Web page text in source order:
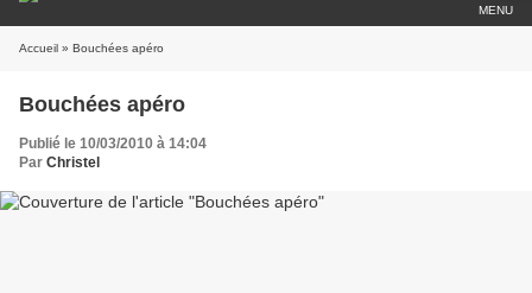
MENU
Accueil » Bouchées apéro
Bouchées apéro
Publié le 10/03/2010 à 14:04
Par Christel